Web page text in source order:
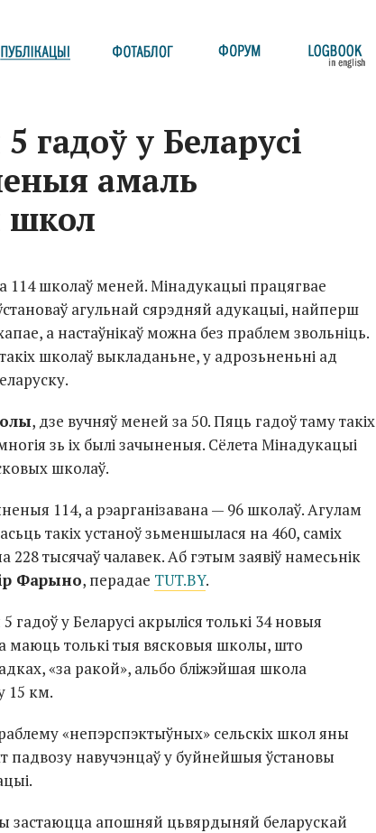
гадоў у Беларусі
амаль
школ
114 школаў меней. Мінадукацыі працягвае
агульнай сярэдняй адукацыі, найперш
а настаўнікаў можна без праблем звольніць.
школаў выкладаньне, у адрозьненьні ад
, дзе вучняў меней за 50. Пяць гадоў таму такіх
зь іх былі зачыненыя. Сёлета Мінадукацыі
школаў.
114, а рэарганізавана — 96 школаў. Агулам
такіх устаноў зьменшылася на 460, саміх
тысячаў чалавек. Аб гэтым заявіў намесьнік
Фарыно, перадае TUT.BY.
гадоў у Беларусі акрыліся толькі 34 новыя
толькі тыя вясковыя школы, што
«за ракой», альбо бліжэйшая школа
15 км.
«непэрспэктыўных» сельскіх школ яны
падвозу навучэнцаў у буйнейшыя ўстановы
застаюцца апошняй цьвярдыняй беларускай